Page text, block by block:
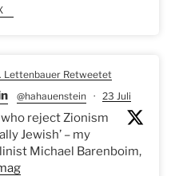
Lettenbauer Retweetet
@hahauenstein · 23 Juli
who reject Zionism
Jewish’ – my
Michael Barenboim,